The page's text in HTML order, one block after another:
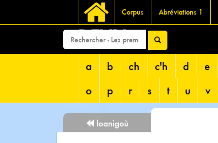
Corpus Abréviations 1
DEVRI
a b ch c'h d
e
o
p r s t u v
loanigoù